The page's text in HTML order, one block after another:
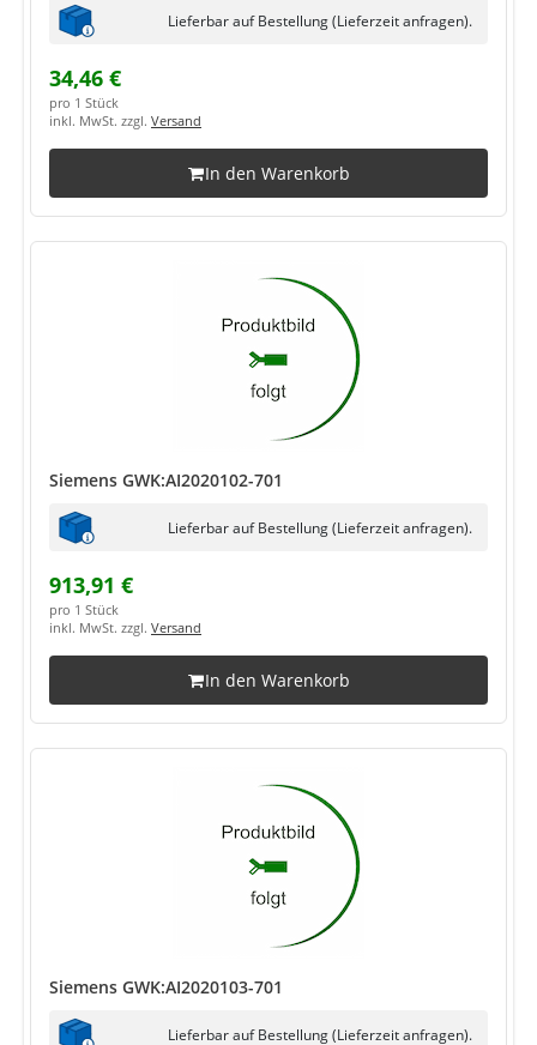
Lieferbar auf Bestellung (Lieferzeit anfragen).
34,46 €
pro 1 Stück
inkl. MwSt. zzgl. Versand
In den Warenkorb
Siemens GWK:AI2020102-701
Lieferbar auf Bestellung (Lieferzeit anfragen).
913,91 €
pro 1 Stück
inkl. MwSt. zzgl. Versand
In den Warenkorb
Siemens GWK:AI2020103-701
Lieferbar auf Bestellung (Lieferzeit anfragen).